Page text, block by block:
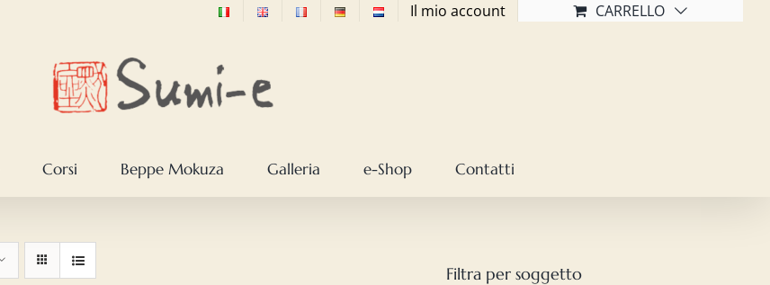
Il mio account CARRELLO
Corsi Beppe Mokuza Galleria e-Shop Contatti
Filtra per soggetto